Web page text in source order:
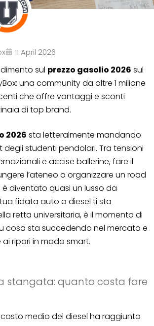
11 April 2026
sul prezzo gasolio 2026 sul
una community da oltre 1 milione
che offre vantaggi e sconti
di top brand.
2026 sta letteralmente mandando
degli studenti pendolari. Tra tensioni
e accise ballerine, fare il
l’ateneo o organizzare un road
diventato quasi un lusso da
fidata auto a diesel ti sta
retta universitaria, è il momento di
cosa sta succedendo nel mercato e
ripari in modo smart.
stangata: quanto costa fare
costo medio del diesel ha raggiunto